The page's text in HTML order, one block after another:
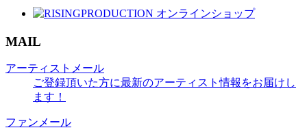
MAIL
アーティストメール
ご登録頂いた方に最新のアーティスト情報をお届けし
ます！
ファンメール